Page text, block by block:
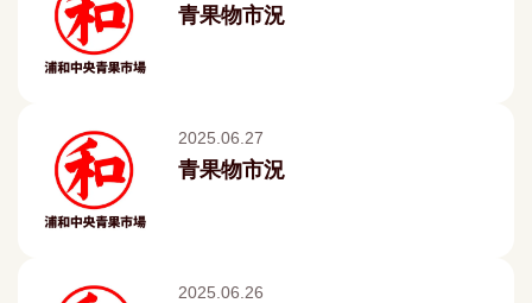
青果物市況
2025.06.27
青果物市況
2025.06.26